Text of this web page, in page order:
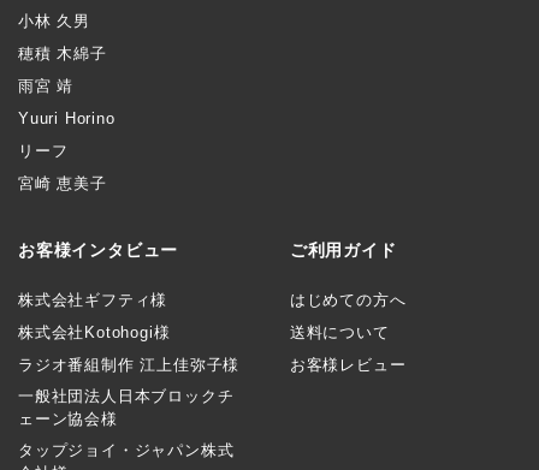
小林 久男
穂積 木綿子
雨宮 靖
Yuuri Horino
リーフ
宮崎 恵美子
お客様インタビュー
株式会社ギフティ様
株式会社Kotohogi様
ラジオ番組制作 江上佳弥子様
一般社団法人日本ブロックチ
ェーン協会様
タップジョイ・ジャパン株式
ご利用ガイド
はじめての方へ
送料について
お客様レビュー